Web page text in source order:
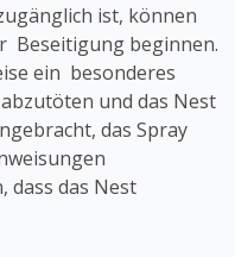
ist, können
Beseitigung beginnen.
ein besonderes
und das Nest
das Spray
dass das Nest